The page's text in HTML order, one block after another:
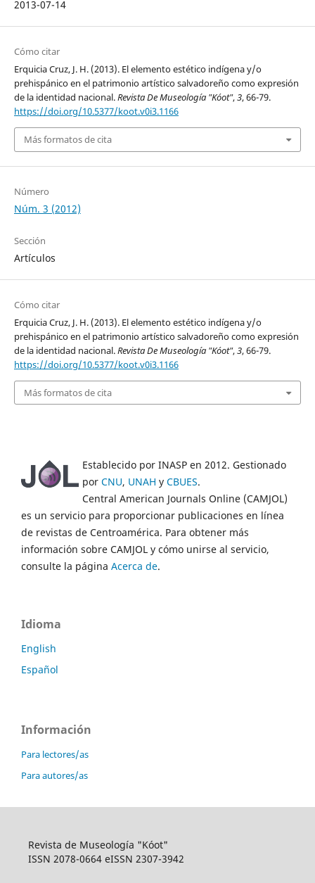
2013-07-14
Cómo citar
Erquicia Cruz, J. H. (2013). El elemento estético indígena y/o
prehispánico en el patrimonio artístico salvadoreño como expresión
de la identidad nacional.Revista De Museología "Kóot",3, 66-79.
https://doi.org/10.5377/koot.v0i3.1166
Más formatos de cita
Número
Núm. 3 (2012)
Sección
Artículos
Cómo citar
Erquicia Cruz, J. H. (2013). El elemento estético indígena y/o
prehispánico en el patrimonio artístico salvadoreño como expresión
de la identidad nacional.Revista De Museología "Kóot",3, 66-79.
https://doi.org/10.5377/koot.v0i3.1166
Más formatos de cita
Establecido por INASP en 2012. Gestionado
por CNU, UNAH y CBUES.
Central American Journals Online (CAMJOL)
es un servicio para proporcionar publicaciones en línea
de revistas de Centroamérica. Para obtener más
información sobre CAMJOL y cómo unirse al servicio,
consulte la página Acerca de.
Idioma
English
Español
Información
Para lectores/as
Para autores/as
Revista de Museología "Kóot"
ISSN 2078-0664 eISSN 2307-3942